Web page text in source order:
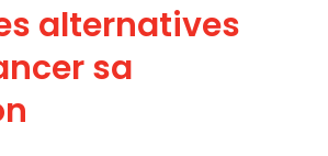
alternatives
sa